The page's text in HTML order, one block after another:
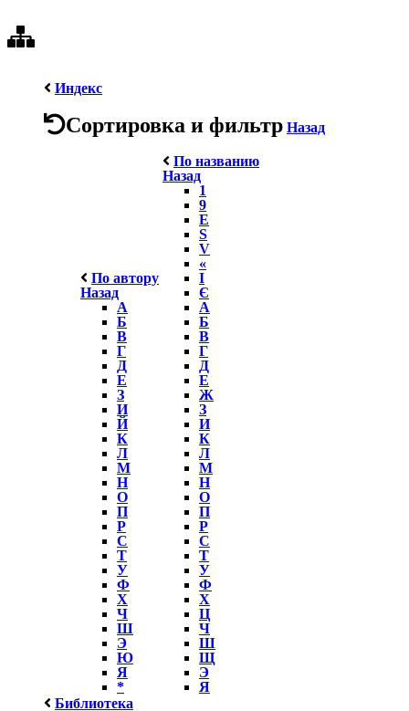
Индекс
Сортировка и фильтр Назад
По автору
Назад
А
Б
В
Г
Д
Е
З
И
Й
К
Л
М
Н
О
П
Р
С
Т
У
Ф
Х
Ч
Ш
Э
Ю
Я
*
По названию
Назад
1
9
E
S
V
«
І
Є
А
Б
В
Г
Д
Е
Ж
З
И
К
Л
М
Н
О
П
Р
С
Т
У
Ф
Х
Ц
Ч
Ш
Щ
Э
Я
Библиотека